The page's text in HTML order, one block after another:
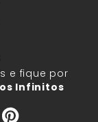
e fique por
Infinitos